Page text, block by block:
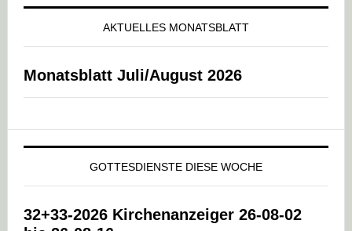
AKTUELLES MONATSBLATT
Monatsblatt Juli/August 2026
GOTTESDIENSTE DIESE WOCHE
32+33-2026 Kirchenanzeiger 26-08-02